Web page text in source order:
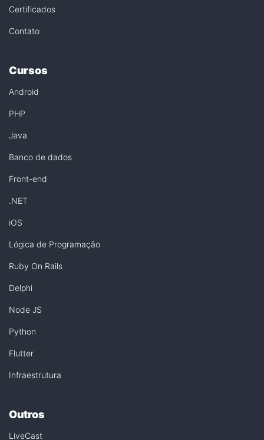
Certificados
Contato
Cursos
Android
PHP
Java
Banco de dados
Front-end
.NET
iOS
Lógica de Programação
Ruby On Rails
Delphi
Node JS
Python
Flutter
Infraestrutura
Outros
LiveCast